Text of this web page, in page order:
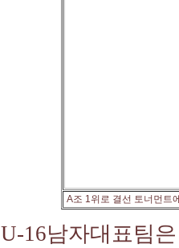
A조 1위로 결선 토너먼트
U-16남자대표팀